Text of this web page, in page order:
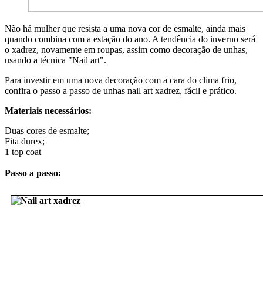
Não há mulher que resista a uma nova cor de esmalte, ainda mais
quando combina com a estação do ano. A tendência do inverno será
o xadrez, novamente em roupas, assim como decoração de unhas,
usando a técnica "Nail art".
Para investir em uma nova decoração com a cara do clima frio,
confira o passo a passo de unhas nail art xadrez, fácil e prático.
Materiais necessários:
Duas cores de esmalte;
Fita durex;
1 top coat
Passo a passo: